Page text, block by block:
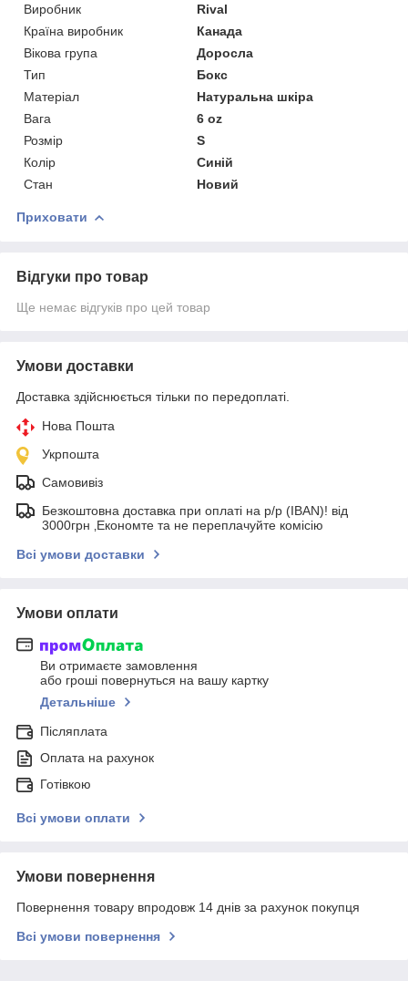
Виробник
Rival
Країна виробник
Канада
Вікова група
Доросла
Тип
Бокс
Матеріал
Натуральна шкіра
Вага
6 oz
Розмір
S
Колір
Синій
Стан
Новий
Приховати
Відгуки про товар
Ще немає відгуків про цей товар
Умови доставки
Доставка здійснюється тільки по передоплаті.
Нова Пошта
Укрпошта
Самовивіз
Безкоштовна доставка при оплаті на р/р (IBAN)! від
3000грн ‚Економте та не переплачуйте комісію
Всі умови доставки
Умови оплати
Ви отримаєте замовлення
або гроші повернуться на вашу картку
Детальніше
Післяплата
Оплата на рахунок
Готівкою
Всі умови оплати
Умови повернення
Повернення товару впродовж 14 днів за рахунок покупця
Всі умови повернення